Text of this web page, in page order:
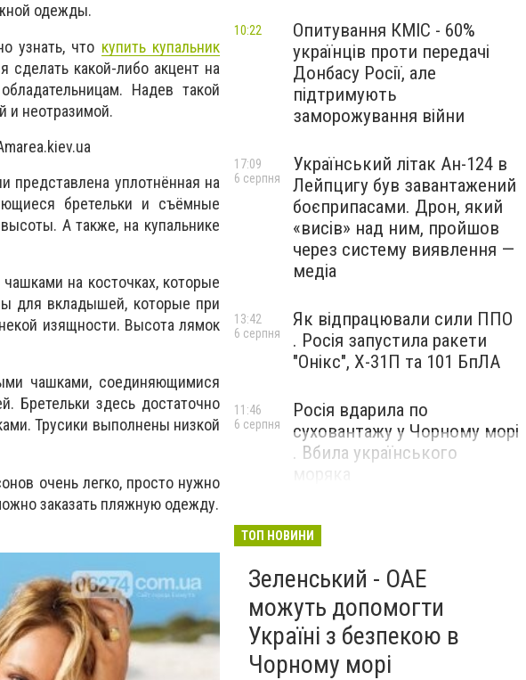
одежды.
узнать, что купить купальник
какой-либо акцент на
Надев такой
и неотразимой.
представлена уплотнённая на
бретельки и съёмные
А также, на купальнике
на косточках, которые
для вкладышей, которые при
изящности. Высота лямок
чашками, соединяющимися
Бретельки здесь достаточно
Трусики выполнены низкой
очень легко, просто нужно
заказать пляжную одежду.
Опитування КМІС - 60%
українців проти передачі
Донбасу Росії, але
підтримують
заморожування війни
10:22
Український літак Ан-124 в
Лейпцигу був завантажений
боєприпасами. Дрон, який
«висів» над ним, пройшов
через систему виявлення —
медіа
17:09
6 серпня
Як відпрацювали сили ППО
. Росія запустила ракети
"Онікс", Х-31П та 101 БпЛА
13:42
6 серпня
Росія вдарила по
суховантажу у Чорному морі
. Вбила українського
11:46
6 серпня
ТОП НОВИНИ
Зеленський - ОАЕ
можуть допомогти
Україні з безпекою в
Чорному морі